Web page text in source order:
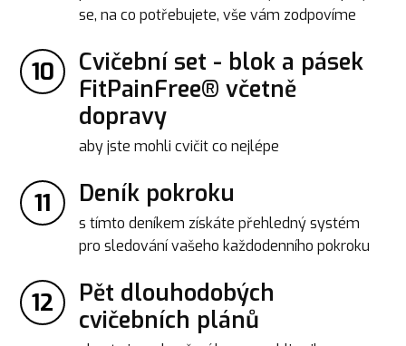
se, na co potřebujete, vše vám zodpovíme
10
Cvičební set - blok a pásek
FitPainFree® včetně
dopravy
aby jste mohli cvičit co nejlépe
11 Deník pokroku
s tímto deníkem získáte přehledný systém
pro sledování vašeho každodenního pokroku
12
Pět dlouhodobých
cvičebních plánů